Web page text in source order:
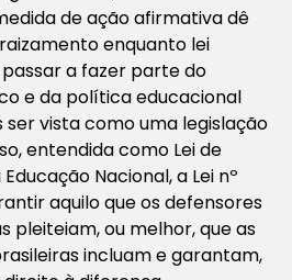
de ação afirmativa dê
enquanto lei
a fazer parte do
e da política educacional
ser vista como uma legislação
entendida como Lei de
Nacional, a Lei nº
aquilo que os defensores
pleiteiam, ou melhor, que as
incluam e garantam,